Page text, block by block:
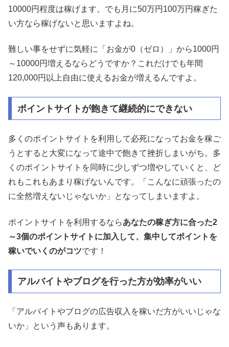
10000円程度は稼げます。でも月に50万円100万円稼ぎた
い方なら稼げないと思いますよね。
難しい事をせずに気軽に「お金が0（ゼロ）」から1000円
～10000円増えるならどうですか？これだけでも年間
120,000円以上自由に使えるお金が増えるんですよ。
ポイントサイトが飽きて継続的にできない
多くのポイントサイトを利用して必死になってお金を稼ご
うとすると大変になって途中で飽きて挫折しまいがち。多
くのポイントサイトを同時に少しずつ増やしていくと、ど
れもこれもあまり稼げないんです。「こんなに頑張ったの
に全然増えないじゃないか」となってしまいますよ。
ポイントサイトを利用するならあなたの稼ぎ方に合った2
～3個のポイントサイトに加入して、集中してポイントを
稼いでいくのがコツです！
アルバイトやブログを行った方が効率がいい
「アルバイトやブログの広告収入を稼いだ方がいいじゃな
いか」という声もあります。